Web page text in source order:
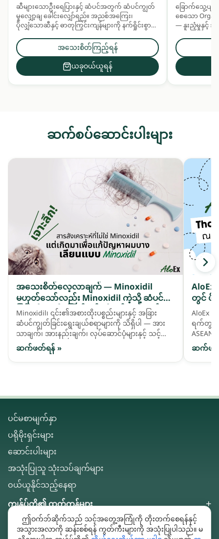
ဆီများသောဦးရေပြားနှင့် ဆံပင်အတွက် ဆံပင်ကျွတ်
မှုလျှော့ချ ခေါင်းလျှော်ရည်။ အညစ်အကြေး၊
ပိုလျှံသောဆီနှင့် ဓာတုကြွင်းကျန်များကို နက်ရှိုင်းစွာ
ဦးရေပြားနှင့် ဆံပင်ကို အာဟာရဖြည့်ပေးသည်။
အသေးစိတ်ကြည့်ရန်
ယခုဝယ်ယူရန်
ခြောက်သွေ့ပ
စေသော
— နူးညံ့မှုနှင့်
ပေးသည်။ ဆံပင်
အတွက် နေ့စဉ်
ဆက်စပ်ဆောင်းပါးများ
အသေးစိတ်လေ့လာချက် — Minoxidil
မဟုတ်သော်လည်း Minoxidil ကဲ့သို့ ဆံပင်ကျဲ
ခြင်းကို ကူညီဖြေရှင်းရန် တီထွင်ထားသည့် ဓာ
တုဆေးဖော်ဝါ activatives များ
Minoxidil၊ ၎င်း၏အစားထိုးပစ္စည်းများနှင့် အခြား
ဆံပင်ကျွတ်ခြင်းရွေးချယ်စရာများကို သိရှိပါ — အား
သာချက်၊ အားနည်းချက်၊ လုပ်ဆောင်ပုံများနှင့် သင့်
ဆံပင်လိုအပ်ချက်နှင့် ကိုက်ညီသည်ကို မည်သို့ရွေးချယ်
ရမည်ကို နှိုင်းယှဉ်ကြည့်ပါ။
ဆက်ဖတ်ရန် »
AloEx
တွင် ဖိ
AloEx
ရက်တွင်
နိုင်ငံခြ
ဆက်ဖတ်
ပင်မစာမျက်နှာ
ပရိုမိုးရှင်းများ
ဆောင်းပါးများ
အသုံးပြုသူ သုံးသပ်ချက်များ
ဝယ်ယူနိုင်သည့်နေရာ
ကျွန်ုပ်တို့၏ ထုတ်ကုန်များ
ကျွန်ုပ်တို့အကြောင်း
ဤဝက်ဘ်ဆိုက်သည် သင့်အတွေ့အကြုံကို တိုးတက်စေရန်နှင့်
အသွားအလာကို ဆန်းစစ်ရန် ကွတ်ကီးများကို အသုံးပြုပါသည်။ မ